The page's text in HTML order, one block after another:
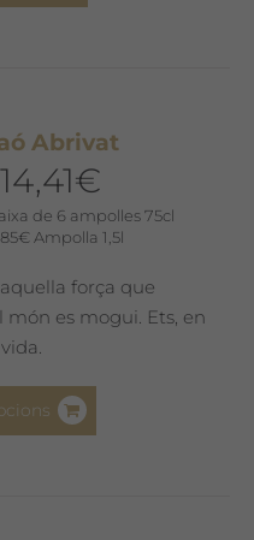
Abrivat
14,41€
de 6 ampolles 75cl
€ Ampolla 1,5l
força que
es mogui. Ets, en